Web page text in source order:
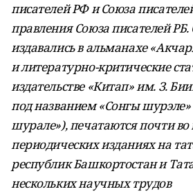
писателей РФ и Союза
правления Союза писателей
издавались в альманахе
и литературно-критические
издательстве «Китап» им. З.
под названием «Сонгы
шурале»), печатаются почти во
периодических изданиях на
республик Башкортостан и
нескольких научных трудов